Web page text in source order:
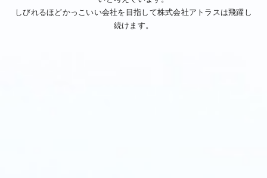
しびれるほどかっこいい会社を目指して株式会社アトラスは飛躍し
続けます。